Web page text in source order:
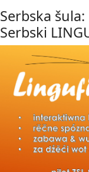
Serbska
Serbski